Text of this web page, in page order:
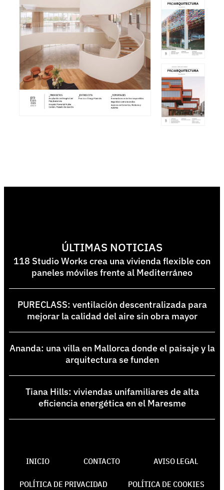
ÚLTIMAS NOTICIAS
118 Studio Works crea una vivienda flexible con
paneles móviles frente al Mediterráneo
PURECLASS: ventilación descentralizada para
mejorar la calidad del aire sin obra mayor
Ananda: una villa en Mallorca donde el paisaje y la
arquitectura se funden
Tiana Hills: viviendas unifamiliares de alta
eficiencia energética en el Maresme
INICIO CONTACTO AVISO LEGAL
POLÍTICA DE PRIVACIDAD POLÍTICA DE COOKIES